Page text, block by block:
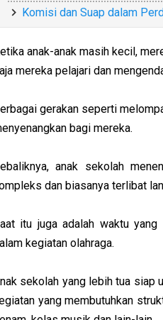
Komisi dan Suap dalam
anak-anak masih kecil,
mereka pelajari dan
gerakan seperti
bagi mereka.
anak sekolah
dan biasanya terlibat
itu juga adalah waktu
kegiatan olahraga.
sekolah yang lebih tua siap
yang membutuhkan